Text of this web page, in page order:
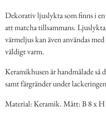
Dekorativ ljuslykta som finns i
att matcha tillsammans.
värmeljus kan även användas
väldigt varm.
Keramikhusen är handmålade
samt färgränder under
Material: Keramik. Mått: B 8 x